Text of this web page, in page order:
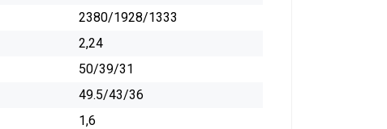
2380/1928/1333
2,24
50/39/31
49.5/43/36
1,6